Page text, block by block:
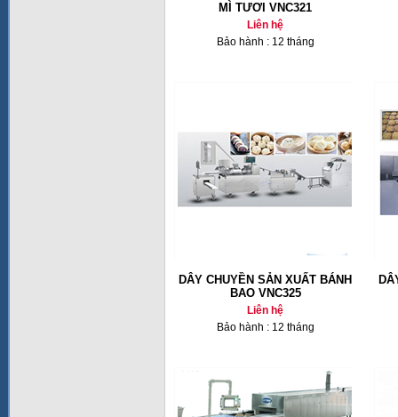
MÌ TƯƠI VNC321
Liên hệ
Bảo hành : 12 tháng
DÂY CHUYỀN SẢN XUẤT BÁNH
BAO VNC325
Liên hệ
Bảo hành : 12 tháng